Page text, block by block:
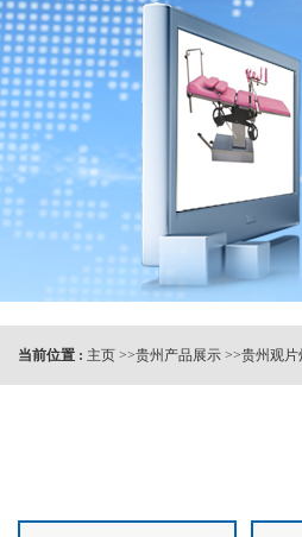
当前位置 : 主页 >>贵州产品展示 >>贵州观片